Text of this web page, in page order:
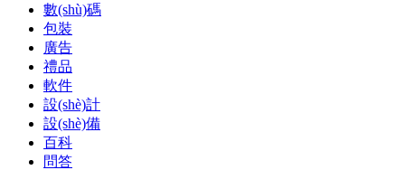
數(shù)碼
包裝
廣告
禮品
軟件
設(shè)計
設(shè)備
百科
問答